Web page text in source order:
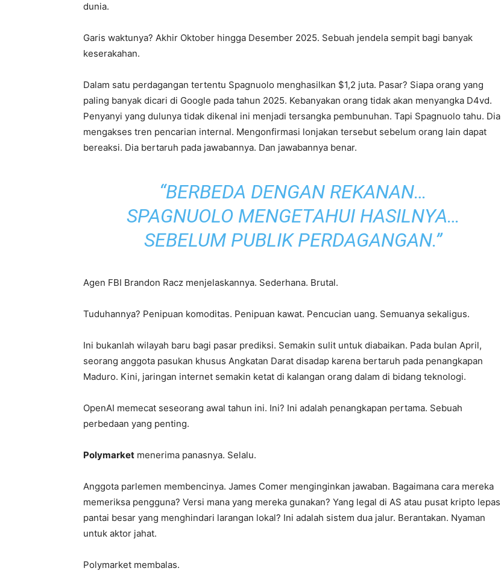
dunia.
Garis waktunya? Akhir Oktober hingga Desember 2025. Sebuah jendela sempit bagi banyak
keserakahan.
Dalam satu perdagangan tertentu Spagnuolo menghasilkan $1,2 juta. Pasar? Siapa orang yang
paling banyak dicari di Google pada tahun 2025. Kebanyakan orang tidak akan menyangka D4vd.
Penyanyi yang dulunya tidak dikenal ini menjadi tersangka pembunuhan. Tapi Spagnuolo tahu. Dia
mengakses tren pencarian internal. Mengonfirmasi lonjakan tersebut sebelum orang lain dapat
bereaksi. Dia bertaruh pada jawabannya. Dan jawabannya benar.
“BERBEDA DENGAN REKANAN…
SPAGNUOLO MENGETAHUI HASILNYA…
SEBELUM PUBLIK PERDAGANGAN.”
Agen FBI Brandon Racz menjelaskannya. Sederhana. Brutal.
Tuduhannya? Penipuan komoditas. Penipuan kawat. Pencucian uang. Semuanya sekaligus.
Ini bukanlah wilayah baru bagi pasar prediksi. Semakin sulit untuk diabaikan. Pada bulan April,
seorang anggota pasukan khusus Angkatan Darat disadap karena bertaruh pada penangkapan
Maduro. Kini, jaringan internet semakin ketat di kalangan orang dalam di bidang teknologi.
OpenAI memecat seseorang awal tahun ini. Ini? Ini adalah penangkapan pertama. Sebuah
perbedaan yang penting.
Polymarket menerima panasnya. Selalu.
Anggota parlemen membencinya. James Comer menginginkan jawaban. Bagaimana cara mereka
memeriksa pengguna? Versi mana yang mereka gunakan? Yang legal di AS atau pusat kripto lepas
pantai besar yang menghindari larangan lokal? Ini adalah sistem dua jalur. Berantakan. Nyaman
untuk aktor jahat.
Polymarket membalas.